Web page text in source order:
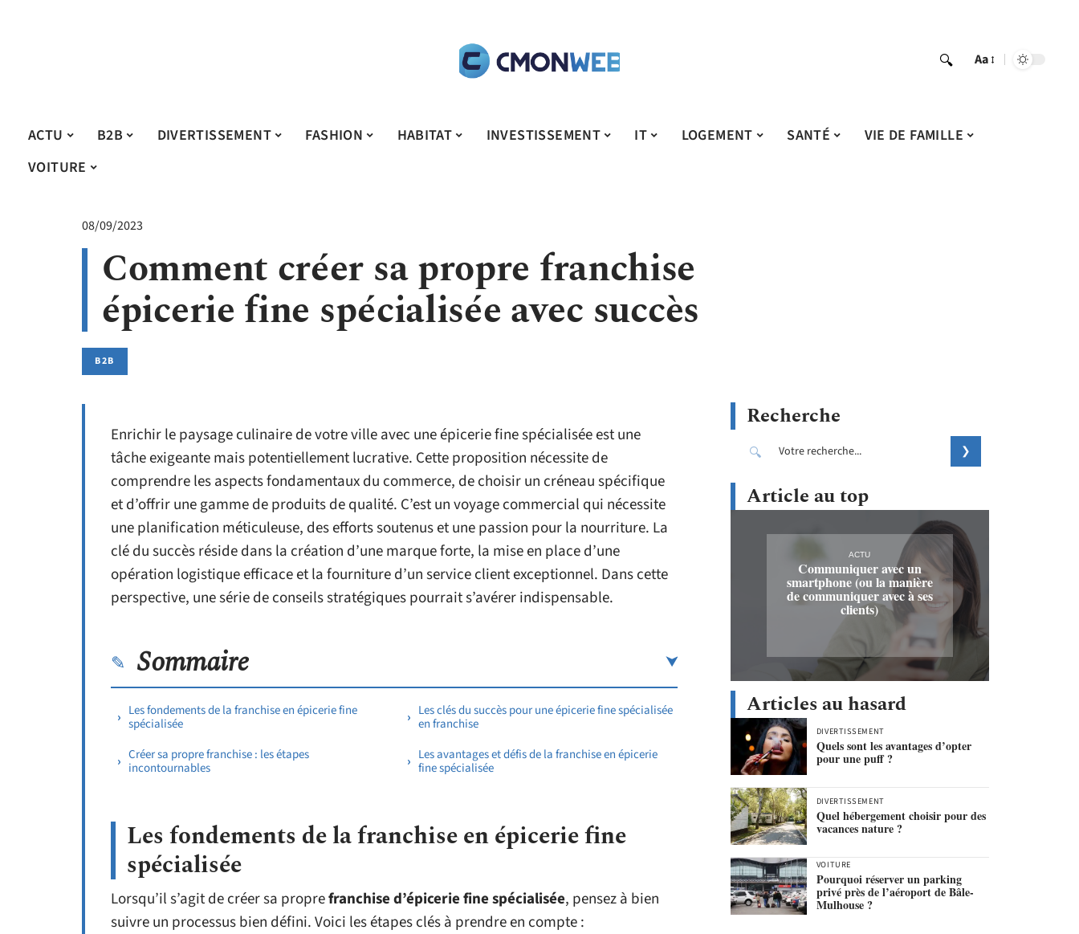
Aa
ACTU B2B DIVERTISSEMENT FASHION HABITAT INVESTISSEMENT IT LOGEMENT SANTÉ
VIE DE FAMILLE
VOITURE
08/09/2023
Comment créer sa propre franchise
épicerie fine spécialisée avec succès
B2B
Enrichir le paysage culinaire de votre ville avec une épicerie fine spécialisée est une
tâche exigeante mais potentiellement lucrative. Cette proposition nécessite de
comprendre les aspects fondamentaux du commerce, de choisir un créneau spécifique
et d’offrir une gamme de produits de qualité. C’est un voyage commercial qui nécessite
une planification méticuleuse, des efforts soutenus et une passion pour la nourriture. La
clé du succès réside dans la création d’une marque forte, la mise en place d’une
opération logistique efficace et la fourniture d’un service client exceptionnel. Dans cette
perspective, une série de conseils stratégiques pourrait s’avérer indispensable.
Sommaire
Les fondements de la franchise en épicerie fine
spécialisée
Créer sa propre franchise : les étapes
incontournables
Les clés du succès pour une épicerie fine spécialisée
en franchise
Les avantages et défis de la franchise en épicerie
fine spécialisée
Les fondements de la franchise en épicerie fine
spécialisée
Lorsqu’il s’agit de créer sa proprefranchise d’épicerie fine spécialisée, pensez à bien
suivre un processus bien défini. Voici les étapes clés à prendre en compte :
Recherche
Article au top
ACTU
Communiquer avec un
smartphone (ou la manière
de communiquer avec à ses
clients)
Articles au hasard
DIVERTISSEMENT
Quels sont les avantages d’opter
pour une puff ?
DIVERTISSEMENT
Quel hébergement choisir pour des
vacances nature ?
VOITURE
Pourquoi réserver un parking
privé près de l’aéroport de Bâle-
Mulhouse ?